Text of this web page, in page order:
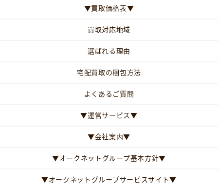
▼買取価格表▼
買取対応地域
選ばれる理由
宅配買取の梱包方法
よくあるご質問
▼運営サービス▼
▼会社案内▼
▼オークネットグループ基本方針▼
▼オークネットグループサービスサイト▼